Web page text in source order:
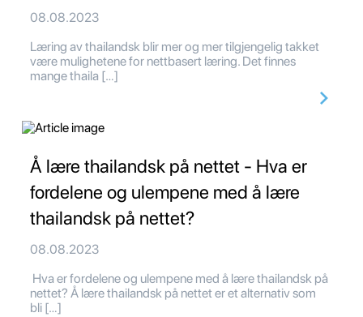
08.08.2023
Læring av thailandsk blir mer og mer tilgjengelig takket
være mulighetene for nettbasert læring. Det finnes
mange thaila […]
Å lære thailandsk på nettet - Hva er
fordelene og ulempene med å lære
thailandsk på nettet?
08.08.2023
Hva er fordelene og ulempene med å lære thailandsk på
nettet? Å lære thailandsk på nettet er et alternativ som
bli […]